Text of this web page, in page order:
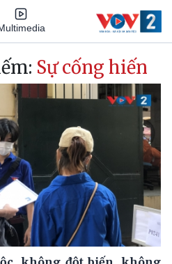
Sự cống hiến